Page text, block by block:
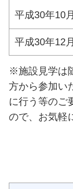
平成30年10
平成30年12
※施設見学は
方から参加い
に行う等のご
ので、お気軽